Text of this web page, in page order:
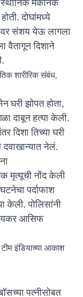
स्थानिक मॅकेनिक
दोघांमध्ये
संशय येऊ लागला
वैतागून दिशाने
शारीरिक संबंध,
घरी झोपत होता,
दाबून हत्या केली.
दिशा तिच्या घरी
नेलं.
मृत्यूची नोंद केली
पर्दाफाश
केली. पोलिसांनी
आसिफ
इंडियाच्या आकाश
पत्नीसोबत